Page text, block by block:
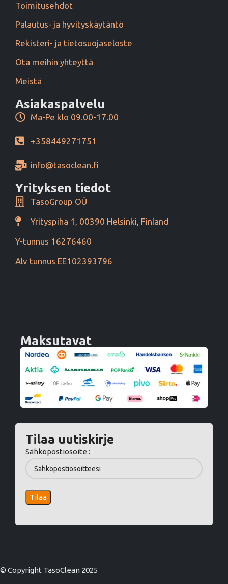
Toimitusehdot
Palautus- ja hyvityskäytäntö
Rekisteri- ja tietosuojaseloste
Ota meihin yhteyttä
Meistä
Asiakaspalvelu
Ma-Pe klo 09.00-17.00
+358449271751
info@tasoclean.fi
Yrityksen tiedot
TasoGroup OÜ
Yrityspiha 1, 00390 Helsinki, Finland
Y-tunnus 16276460
Alv tunnus EE102393796
Maksutavat
Tilaa uutiskirje
Sähköpostiosoite :
© Copyright TasoClean 2025